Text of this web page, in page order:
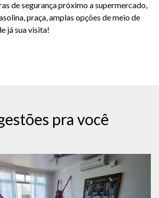
de segurança próximo a supermercado,
praça, amplas opções de meio de
já sua visita!
pra você